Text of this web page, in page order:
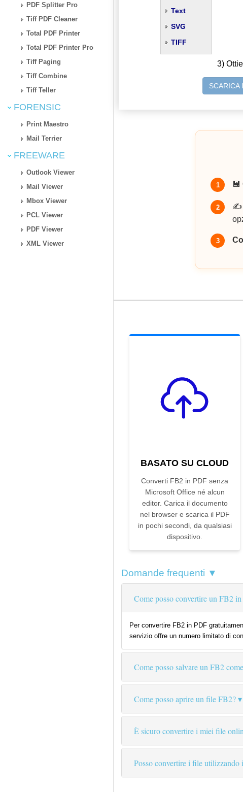
PDF Splitter Pro
Tiff PDF Cleaner
Total PDF Printer
Total PDF Printer Pro
Tiff Paging
Tiff Combine
Tiff Teller
FORENSIC
Print Maestro
Mail Terrier
FREEWARE
Outlook Viewer
Mail Viewer
Mbox Viewer
PCL Viewer
PDF Viewer
XML Viewer
Text
SVG
TIFF
3)
SCARICA
1 💾
2 ✍️
3
BASATO SU CLOUD
Converti FB2 in PDF senza
Microsoft Office né alcun
editor. Carica il documento
nel browser e scarica il PDF
in pochi secondi, da qualsiasi
dispositivo.
Domande frequenti ▼
Come posso convertire un FB2
Per convertire FB2 in PDF
servizio offre un numero limitato di
Come posso salvare un FB2
Come posso aprire un file FB2?
È sicuro convertire i miei file
Posso convertire i file